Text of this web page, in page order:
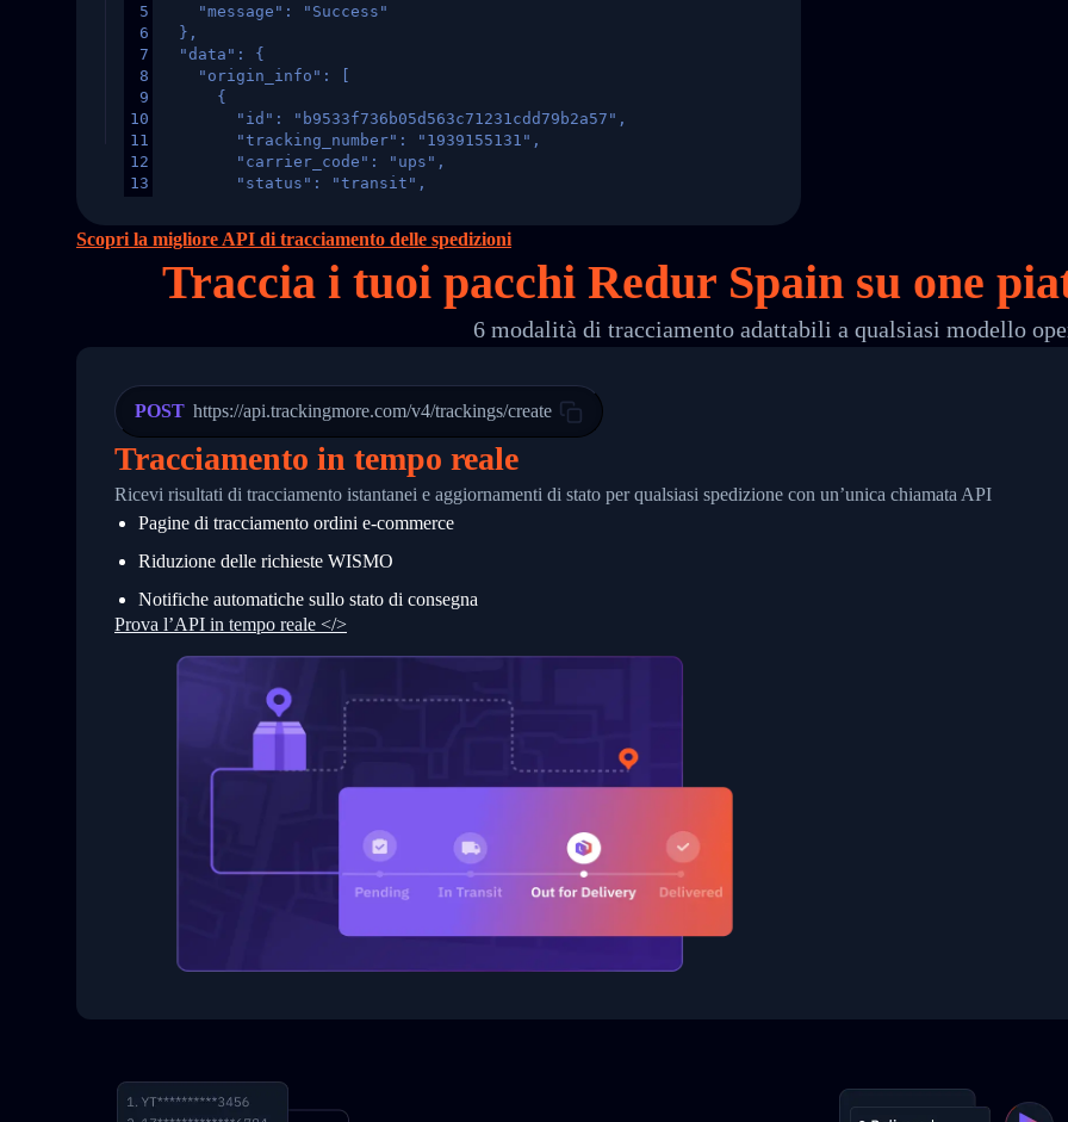
5
6
7
8
9
10
11
12
13
16
24
25
26
27
28
29
31
32
34
    "message": "Success"
  },
  "data": {
    "origin_info": [
      {
        "id": "b9533f736b05d563c71231cdd79b2a57",
        "tracking_number": "1939155131",
        "carrier_code": "ups",
        "status": "transit",
        "itemTimeLength": 2,
        "weblink": "",
        "phone": null,
"Details": "Departed Facility in HONG KONG-HONG KONG, HONG KONG-HONG KONG,2017-03-
          },
          {
            "Date": "2017-03-06 15:28:00",
            "StatusDescription": "Shipment picked up",
            "Details": "BEIJING-CHINA,PEOPLES REPUBLIC"
          }
      }
    ]
}
Scopri la migliore API di tracciamento delle spedizioni
Traccia i tuoi pacchi Redur Spain su one
6 modalità di tracciamento adattabili a qualsiasi modello
POST https://api.trackingmore.com/v4/trackings/create
Tracciamento in tempo reale
Ricevi risultati di tracciamento istantanei e aggiornamenti di stato per qualsiasi spedizione con un’unica chiamata API
Pagine di tracciamento ordini e‑commerce
Riduzione delle richieste WISMO
Notifiche automatiche sullo stato di consegna
Prova l’API in tempo reale </>